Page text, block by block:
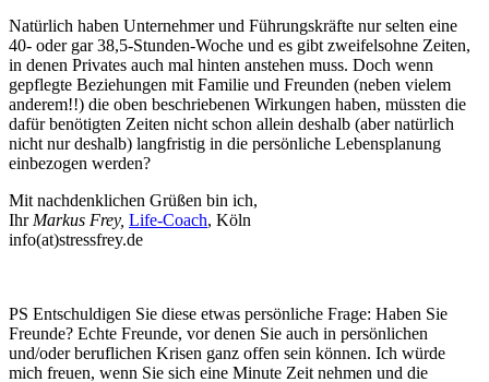
Natürlich haben Unternehmer und Führungskräfte nur selten eine
40- oder gar 38,5-Stunden-Woche und es gibt zweifelsohne Zeiten,
in denen Privates auch mal hinten anstehen muss. Doch wenn
gepflegte Beziehungen mit Familie und Freunden (neben vielem
anderem!!) die oben beschriebenen Wirkungen haben, müssten die
dafür benötigten Zeiten nicht schon allein deshalb (aber natürlich
nicht nur deshalb) langfristig in die persönliche Lebensplanung
einbezogen werden?
Mit nachdenklichen Grüßen bin ich,
Ihr Markus Frey, Life-Coach, Köln
info(at)stressfrey.de
PS Entschuldigen Sie diese etwas persönliche Frage: Haben Sie
Freunde? Echte Freunde, vor denen Sie auch in persönlichen
und/oder beruflichen Krisen ganz offen sein können. Ich würde
mich freuen, wenn Sie sich eine Minute Zeit nehmen und die